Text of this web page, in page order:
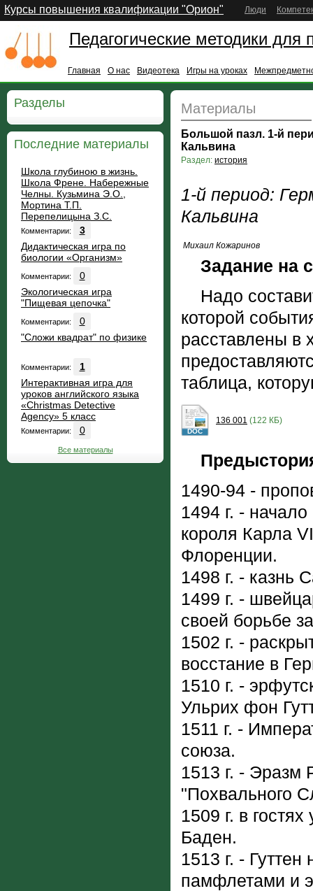
Курсы повышения квалификации "Орион" Люди
Педагогические методики для
Главная О нас Видеотека Игры на уроках
Разделы
Последние материалы
Школа глубиною в жизнь.
Школа Френе. Набережные
Челны. Кузьмина Э.О.,
Мортина Т.П.
Перепелицына З.С.
Комментарии:
3
Дидактическая игра по
биологии «Организм»
Комментарии:
0
Экологическая игра
"Пищевая цепочка"
Комментарии:
0
"Сложи квадрат" по физике
Комментарии:
1
Интерактивная игра для
уроков английского языка
«Christmas Detective
Agency» 5 класс
Комментарии: 0
Все материалы
Материалы
Большой пазл. 1-й
Кальвина
Раздел: история
1-й период:
Кальвина
Михаил Кожаринов
Задание на
Надо
которой
расставлены в
таблица,
DOC
136 001 (122 КБ)
1490-94 -
1494 г. -
короля Карла
Флоренции.
1498 г. - казнь
1499 г. -
своей борьбе
1502 г. -
восстание в
1510 г. -
Ульрих фон
1511 г. -
союза.
1513 г. - Эразм
"Похвального
1509 г. в
Баден.
1513 г. - Гуттен
памфлетами и